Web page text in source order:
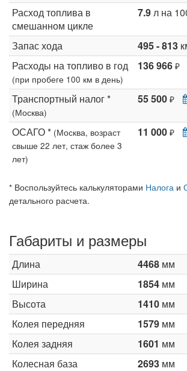
Расход топлива в
смешанном цикле
7.9л на
Запас хода 495 - 813
Расходы на топливо в год
(при пробеге 100 км в день)
136 966 ₽
Транспортный налог *
(Москва)
55 500 ₽
ОСАГО * (Москва, возраст
свыше 22 лет, стаж более 3
лет)
11 000 ₽
* Воспользуйтесь калькуляторами Налога и
детального расчета.
Габариты и размеры
Длина 4468 мм
Ширина
1854 мм
Высота
1410 мм
Колея передняя
1579 мм
Колея задняя
1601 мм
Колесная база
2693 мм